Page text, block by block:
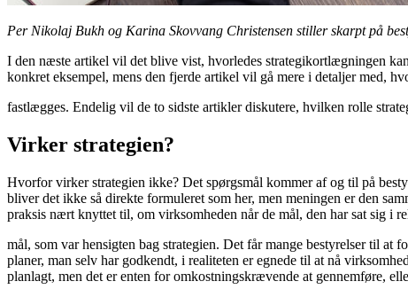
Per Nikolaj Bukh og Karina Skovvang Christensen stiller skarpt på
I den næste artikel vil det blive vist, hvorledes strategikortlægningen
konkret eksempel, mens den fjerde artikel vil gå mere i detaljer med,
fastlægges. Endelig vil de to sidste artikler diskutere, hvilken rolle
Virker strategien?
Hvorfor virker strategien ikke? Det spørgsmål kommer af og til på
bliver det ikke så direkte formuleret som her, men meningen er den
praksis nært knyttet til, om virksomheden når de mål, den har sat sig i
mål, som var hensigten bag strategien. Det får mange bestyrelser til at
planer, man selv har godkendt, i realiteten er egnede til at nå
planlagt, men det er enten for omkostningskrævende at gennemføre,